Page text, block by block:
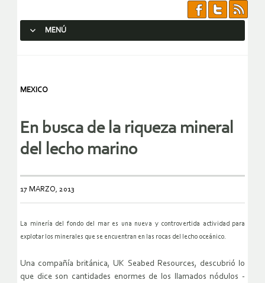
MENÚ
MEXICO
En busca de la riqueza mineral
del lecho marino
17 MARZO, 2013
La minería del fondo del mar es una nueva y controvertida actividad para
explotar los minerales que se encuentran en las rocas del lecho oceánico.
Una compañía británica, UK Seabed Resources, descubrió lo
que dice son cantidades enormes de los llamados nódulos -